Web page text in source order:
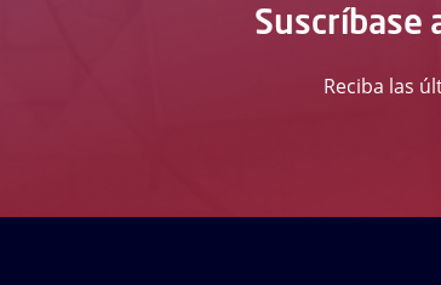
Suscríbase
Reciba las